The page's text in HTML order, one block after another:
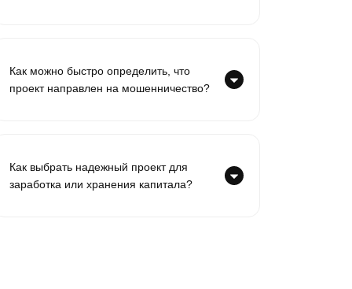
Как можно быстро определить, что
проект направлен на мошенничество?
Как выбрать надежный проект для
заработка или хранения капитала?